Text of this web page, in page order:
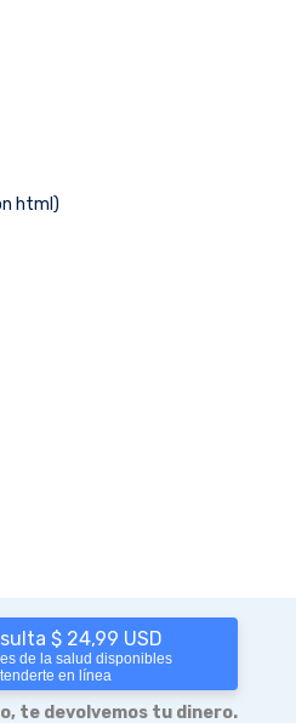
$ 24,99 USD
de la salud disponibles
en línea
te devolvemos tu dinero.
html)